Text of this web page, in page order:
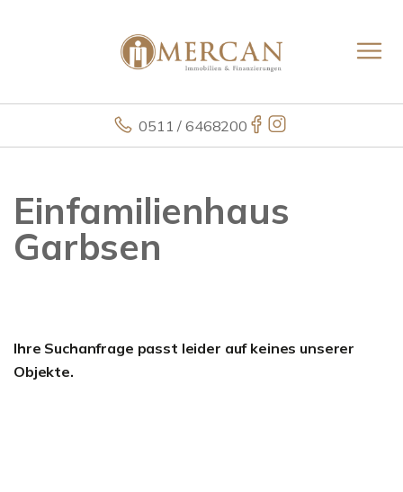
0511 / 6468200
Einfamilienhaus
Garbsen
Ihre Suchanfrage passt leider auf keines unserer
Objekte.